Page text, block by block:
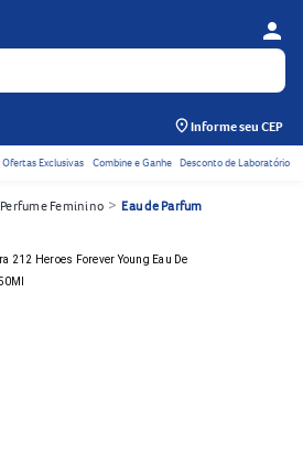
person
Informe seu CEP
Acessos rápidos do cabeçalho
Ofertas Exclusivas Combine e Ganhe Desconto de Laboratório
Perfume Feminino > Eau de Parfum